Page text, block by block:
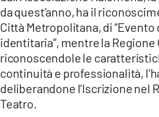
da quest’anno, ha il
Città Metropolitana, di “Evento
identitaria”, mentre la Regione
riconoscendole le
continuità e professionalità,
deliberandone l’Iscrizione nel
Teatro.